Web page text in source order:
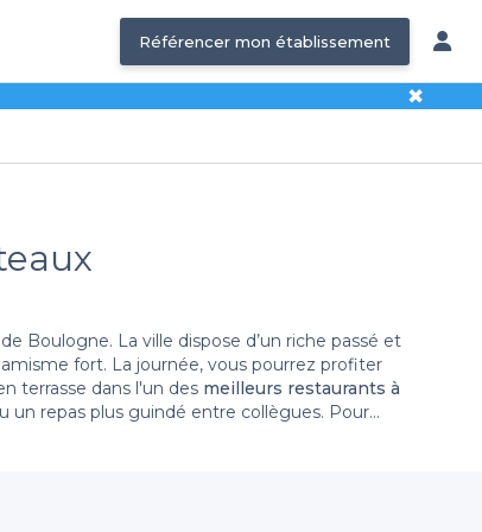
Référencer mon établissement
✖
Boulogne. La ville dispose d’un riche passé et
fort. La journée, vous pourrez profiter
terrasse dans l'un des meilleurs restaurants à
un repas plus guindé entre collègues. Pour
simple repas ou une privatisation avec des